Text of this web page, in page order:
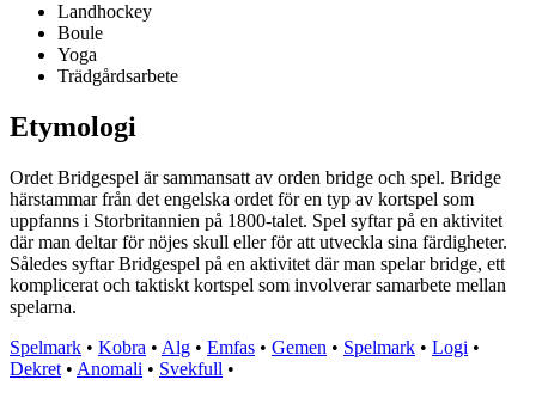
Landhockey
Boule
Yoga
Trädgårdsarbete
Etymologi
Ordet Bridgespel är sammansatt av orden bridge och spel. Bridge
härstammar från det engelska ordet för en typ av kortspel som
uppfanns i Storbritannien på 1800-talet. Spel syftar på en aktivitet
där man deltar för nöjes skull eller för att utveckla sina färdigheter.
Således syftar Bridgespel på en aktivitet där man spelar bridge, ett
komplicerat och taktiskt kortspel som involverar samarbete mellan
spelarna.
Spelmark • Kobra • Alg • Emfas • Gemen • Spelmark • Logi •
Dekret • Anomali • Svekfull •